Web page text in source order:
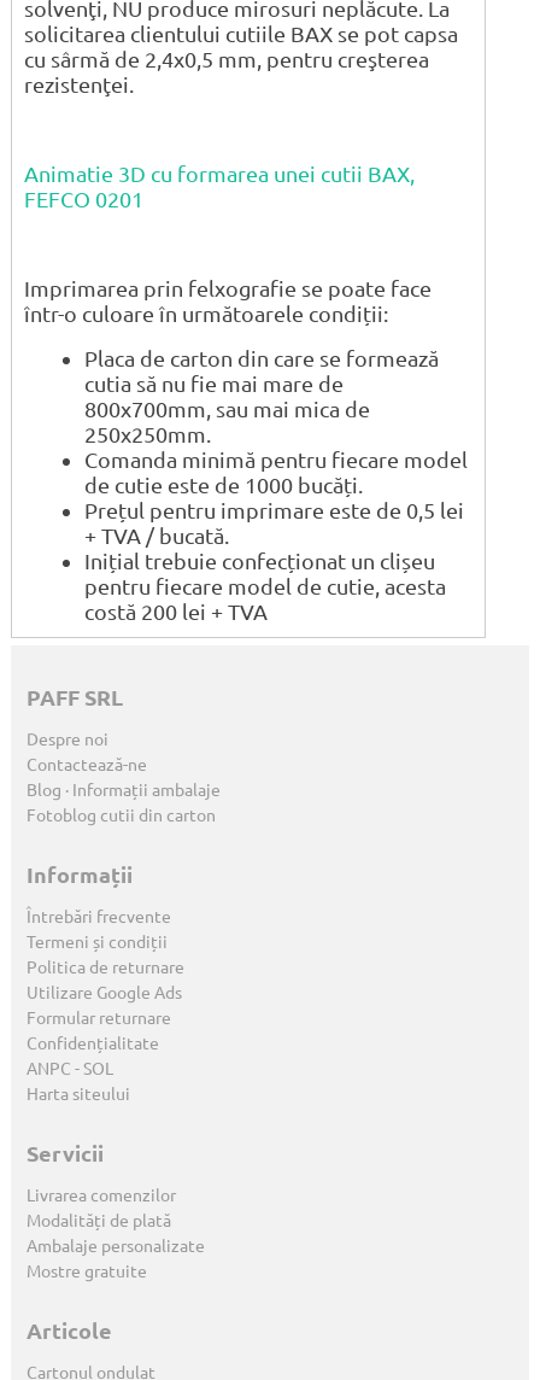
solvenţi, NU produce mirosuri neplăcute. La
solicitarea clientului cutiile BAX se pot capsa
cu sârmă de 2,4x0,5 mm, pentru creşterea
rezistenţei.
Animatie 3D cu formarea unei cutii BAX,
FEFCO 0201
Imprimarea prin felxografie se poate face
într-o culoare în următoarele condiții:
Placa de carton din care se formează
cutia să nu fie mai mare de
800x700mm, sau mai mica de
250x250mm.
Comanda minimă pentru fiecare model
de cutie este de 1000 bucăți.
Prețul pentru imprimare este de 0,5 lei
+ TVA / bucată.
Inițial trebuie confecționat un clișeu
pentru fiecare model de cutie, acesta
costă 200 lei + TVA
PAFF SRL
Despre noi
Contactează-ne
Blog · Informații ambalaje
Fotoblog cutii din carton
Informații
Întrebări frecvente
Termeni și condiții
Politica de returnare
Utilizare Google Ads
Formular returnare
Confidențialitate
ANPC -SOL
Harta siteului
Servicii
Livrarea comenzilor
Modalități de plată
Ambalaje personalizate
Mostre gratuite
Articole
Cartonul ondulat